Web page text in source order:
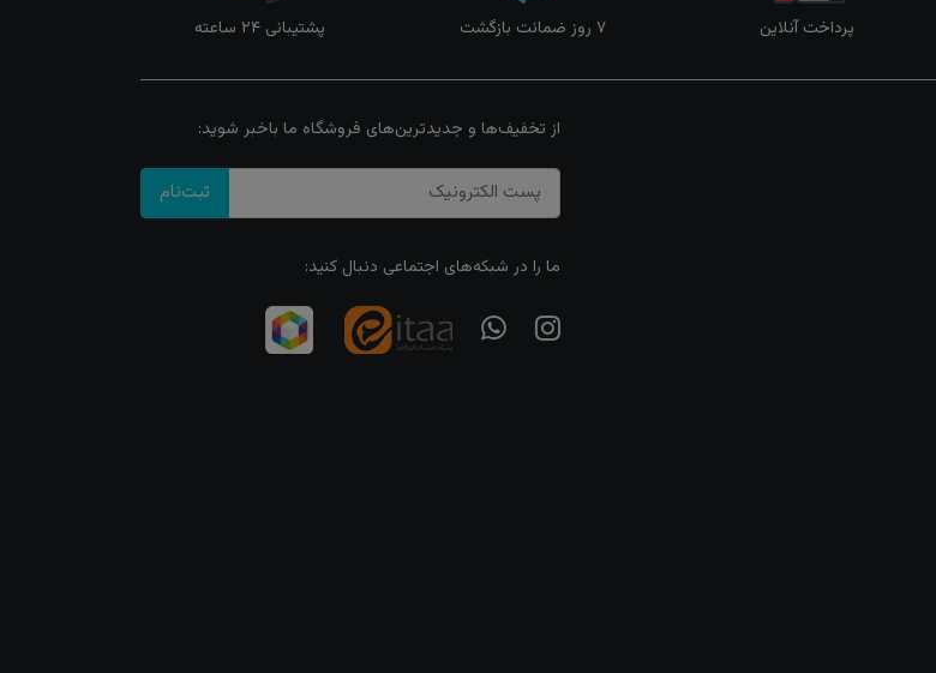
پرداخت آنلاین ۷ روز ضمانت بازگشت پشتیبانی ۲۴ ساعته
از تخفیف‌ها و جدیدترین‌های فروشگاه ما باخبر شوید:
ثبت‌نام
ما را در شبکه‌های اجتماعی دنبال کنید: